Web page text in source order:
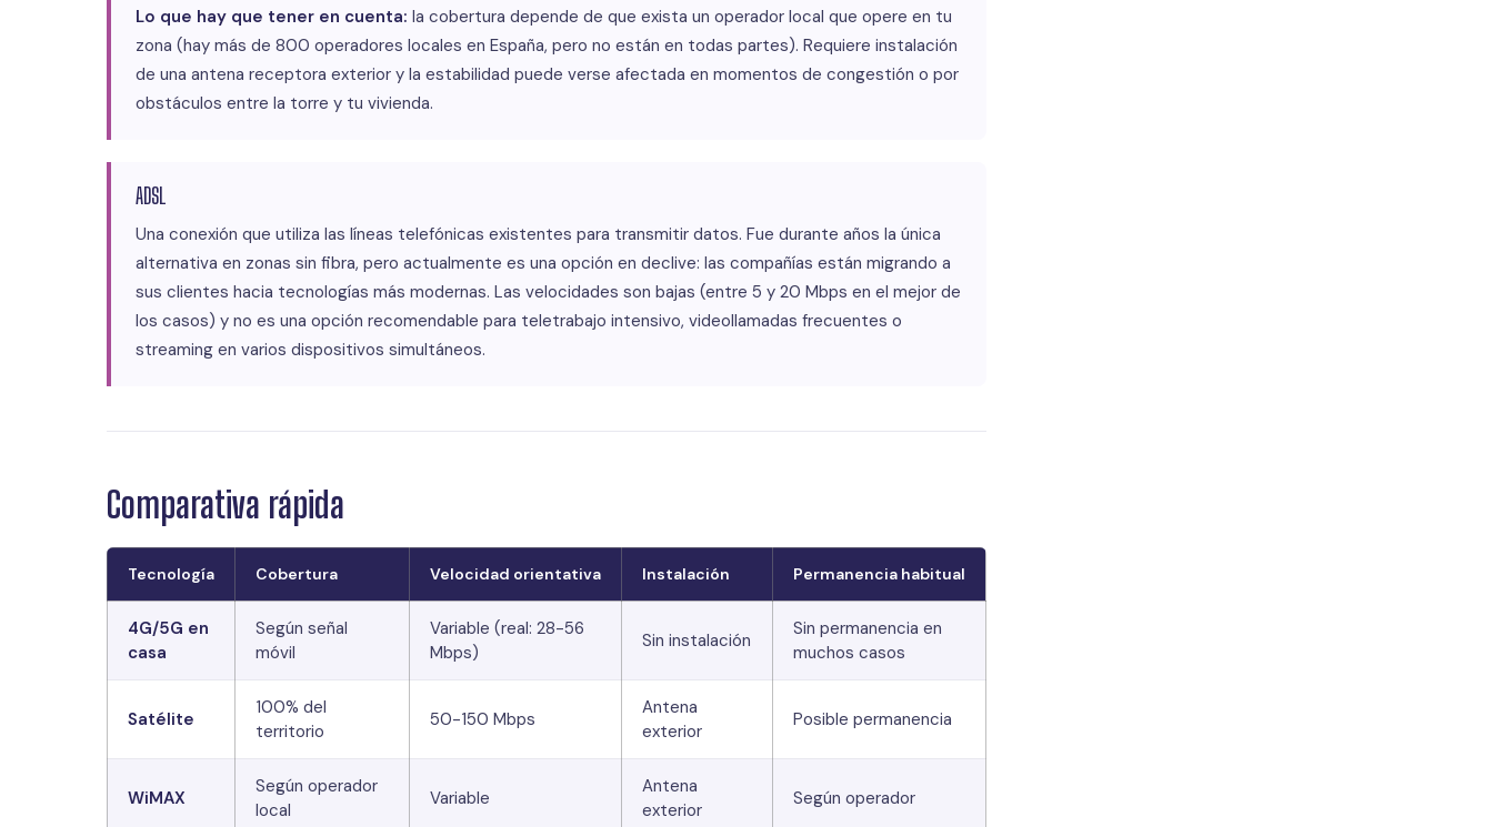
Lo que hay que tener en cuenta: la cobertura depende de que exista un operador local que opere en tu
zona (hay más de 800 operadores locales en España, pero no están en todas partes). Requiere instalación
de una antena receptora exterior y la estabilidad puede verse afectada en momentos de congestión o por
obstáculos entre la torre y tu vivienda.
ADSL
Una conexión que utiliza las líneas telefónicas existentes para transmitir datos. Fue durante años la única
alternativa en zonas sin fibra, pero actualmente es una opción en declive: las compañías están migrando a
sus clientes hacia tecnologías más modernas. Las velocidades son bajas (entre 5 y 20 Mbps en el mejor de
los casos) y no es una opción recomendable para teletrabajo intensivo, videollamadas frecuentes o
streaming en varios dispositivos simultáneos.
Comparativa rápida
Tecnología Cobertura Velocidad orientativa Instalación Permanencia habitual
4G/5G en
casa
Según señal
móvil
Variable (real: 28-56
Mbps)
Sin instalación
Sin permanencia en
muchos casos
Satélite
100% del
territorio
50-150 Mbps
Antena
exterior
Posible permanencia
WiMAX
Según operador
local
Variable
Antena
exterior
Según operador